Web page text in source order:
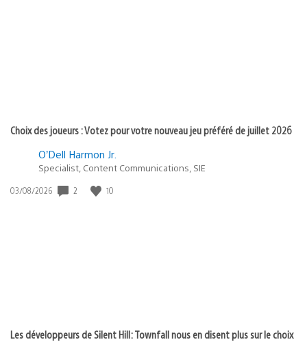
Choix des joueurs : Votez pour votre nouveau jeu préféré de juillet 2026
O’Dell Harmon Jr.
Specialist, Content Communications, SIE
Date
03/08/2026 2 10
Les développeurs de Silent Hill: Townfall nous en disent plus sur le choix